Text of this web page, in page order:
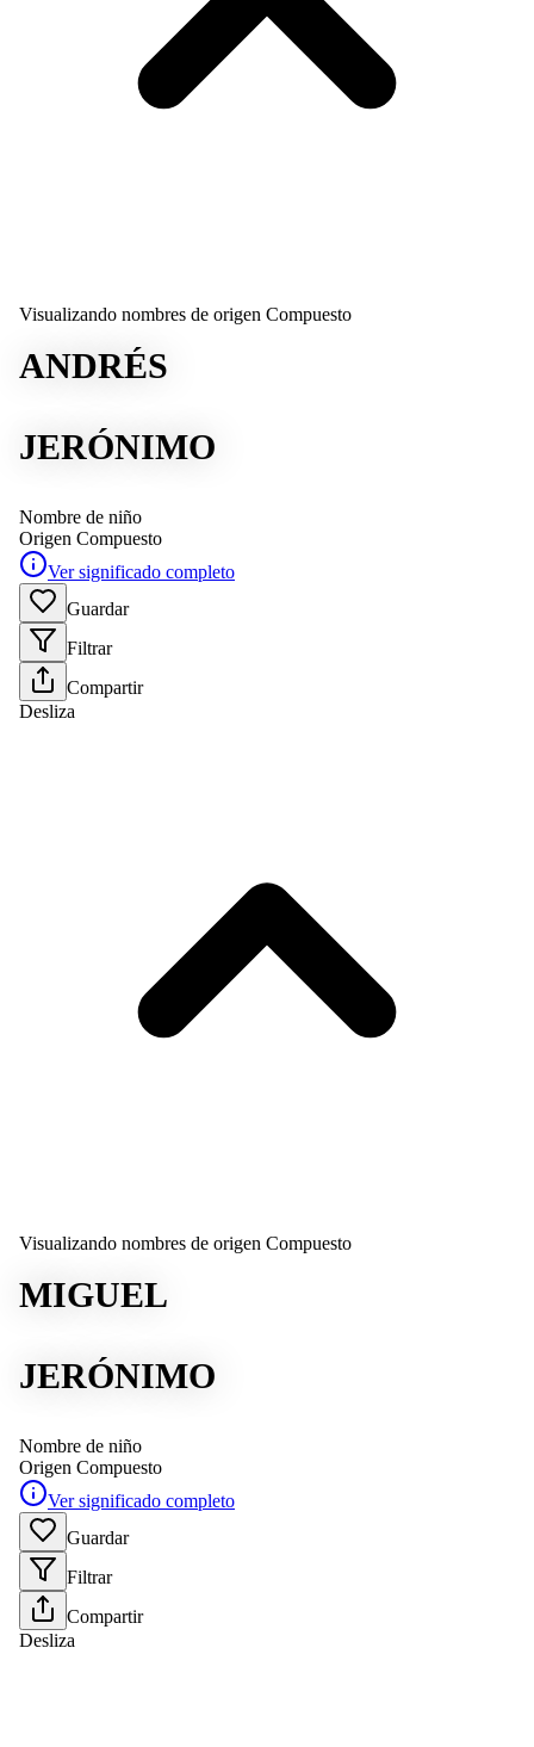
Visualizando nombres de origen Compuesto
ANDRÉS
JERÓNIMO
Nombre de niño
Origen Compuesto
Ver significado completo
Guardar
Filtrar
Compartir
Desliza
Visualizando nombres de origen Compuesto
MIGUEL
JERÓNIMO
Nombre de niño
Origen Compuesto
Ver significado completo
Guardar
Filtrar
Compartir
Desliza